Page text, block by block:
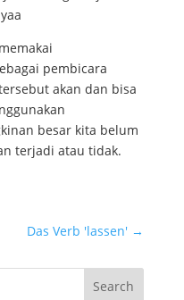
pembicara
akan dan bisa
besar kita belum
terjadi atau tidak.
Das Verb 'lassen' →
Search